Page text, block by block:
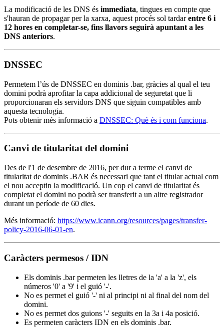
La modificació de les DNS és immediata, tingues en compte que
s'hauran de propagar per la xarxa, aquest procés sol tardarentre 6 i
12 hores en completar-se, fins llavors seguirà apuntant a les
DNS anteriors.
DNSSEC
Permetem l’ús de DNSSEC en dominis .bar, gràcies al qual el teu
domini podrà aprofitar la capa addicional de seguretat que li
proporcionaran els servidors DNS que siguin compatibles amb
aquesta tecnologia.
Pots obtenir més informació a DNSSEC: Què és i com funciona.
Canvi de titularitat del domini
Des de l'1 de desembre de 2016, per dur a terme el canvi de
titularitat de dominis .BAR és necessari que tant el titular actual com
el nou acceptin la modificació. Un cop el canvi de titularitat és
completat el domini no podrà ser transferit a un altre registrador
durant un període de 60 dies.
Més informació: https://www.icann.org/resources/pages/transfer-
policy-2016-06-01-en.
Caràcters permesos / IDN
Els dominis .bar permeten les lletres de la 'a' a la 'z', els
números '0' a '9' i el guió '-'.
No es permet el guió '-' ni al principi ni al final del nom del
domini.
No es permet dos guions '-' seguits en la 3a i 4a posició.
Es permeten caràcters IDN en els dominis .bar.